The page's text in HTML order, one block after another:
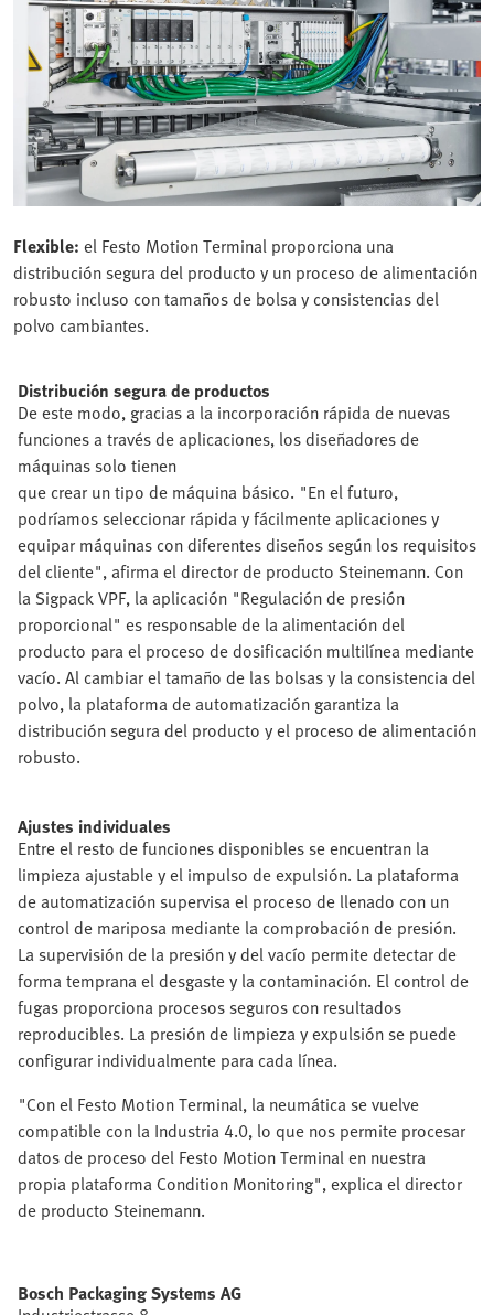
Flexible: el Festo Motion Terminal proporciona una
distribución segura del producto y un proceso de alimentación
robusto incluso con tamaños de bolsa y consistencias del
polvo cambiantes.
Distribución segura de productos
De este modo, gracias a la incorporación rápida de nuevas
funciones a través de aplicaciones, los diseñadores de
máquinas solo tienen
que crear un tipo de máquina básico. "En el futuro,
podríamos seleccionar rápida y fácilmente aplicaciones y
equipar máquinas con diferentes diseños según los requisitos
del cliente", afirma el director de producto Steinemann. Con
la Sigpack VPF, la aplicación "Regulación de presión
proporcional" es responsable de la alimentación del
producto para el proceso de dosificación multilínea mediante
vacío. Al cambiar el tamaño de las bolsas y la consistencia del
polvo, la plataforma de automatización garantiza la
distribución segura del producto y el proceso de alimentación
robusto.
Ajustes individuales
Entre el resto de funciones disponibles se encuentran la
limpieza ajustable y el impulso de expulsión. La plataforma
de automatización supervisa el proceso de llenado con un
control de mariposa mediante la comprobación de presión.
La supervisión de la presión y del vacío permite detectar de
forma temprana el desgaste y la contaminación. El control de
fugas proporciona procesos seguros con resultados
reproducibles. La presión de limpieza y expulsión se puede
configurar individualmente para cada línea.
"Con el Festo Motion Terminal, la neumática se vuelve
compatible con la Industria 4.0, lo que nos permite procesar
datos de proceso del Festo Motion Terminal en nuestra
propia plataforma Condition Monitoring", explica el director
de producto Steinemann.
Bosch Packaging Systems AG